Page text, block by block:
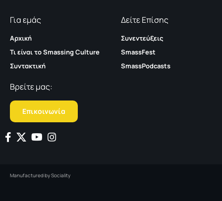
Για εμάς
Αρχική
Τι είναι το Smassing Culture
Συντακτική
Δείτε Επίσης
Συνεντεύξεις
SmassFest
SmassPodcasts
Βρείτε μας:
Επικοινωνία
Manufactured bySociality